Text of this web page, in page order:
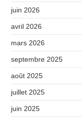
juin 2026
avril 2026
mars 2026
septembre 2025
août 2025
juillet 2025
juin 2025